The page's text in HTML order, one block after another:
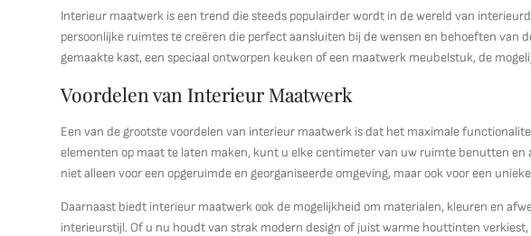
Interieur maatwerk is een trend die steeds populairder wordt in de wereld van
persoonlijke ruimtes te creëren die perfect aansluiten bij de wensen en behoeften van
gemaakte kast, een speciaal ontworpen keuken of een maatwerk meubelstuk, de
Voordelen van Interieur Maatwerk
Een van de grootste voordelen van interieur maatwerk is dat het maximale
elementen op maat te laten maken, kunt u elke centimeter van uw ruimte benutten en
niet alleen voor een opgeruimde en georganiseerde omgeving, maar ook voor een
Daarnaast biedt interieur maatwerk ook de mogelijkheid om materialen, kleuren en
interieurstijl. Of u nu houdt van strak modern design of juist warme houttinten